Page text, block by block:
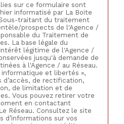
sur ce formulaire sont
informatisé par La Boite
traitant du traitement
prospects de l'Agence /
du Traitement de
La base légale du
légitime de l'Agence /
jusqu'à demande de
à l'Agence / au Réseau.
et libertés »,
d’accès, de rectification,
de limitation et de
Vous pouvez retirer votre
en contactant
Réseau. Consultez le site
d’informations sur vos